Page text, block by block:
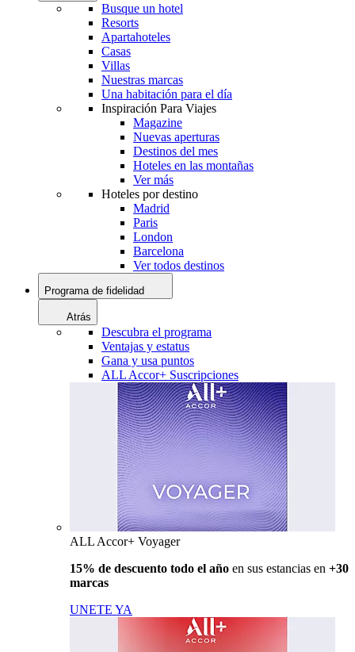
Busque un hotel
Resorts
Apartahoteles
Casas
Villas
Nuestras marcas
Una habitación para el día
Inspiración Para Viajes
Magazine
Nuevas aperturas
Destinos del mes
Hoteles en las montañas
Ver más
Hoteles por destino
Madrid
Paris
London
Barcelona
Ver todos destinos
Programa de fidelidad
Atrás
Descubra el programa
Ventajas y estatus
Gana y usa puntos
ALL Accor+ Suscripciones
ALL Accor+ Voyager
15% de descuento todo el año en sus estancias en +30
marcas
UNETE YA